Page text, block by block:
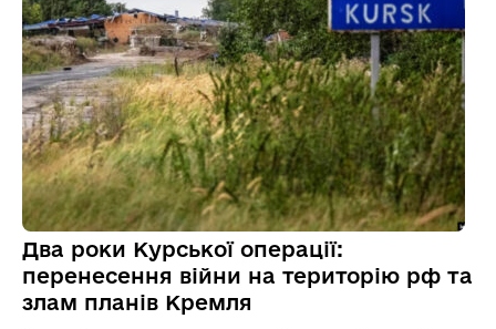
Два роки Курської операції:
перенесення війни на територію рф та
злам планів Кремля